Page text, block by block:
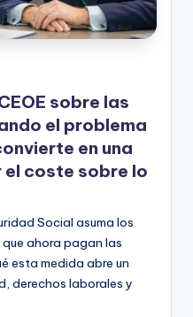
sobre las
el problema
en una
coste sobre lo
Social asuma los
ahora pagan las
esta medida abre un
derechos laborales y